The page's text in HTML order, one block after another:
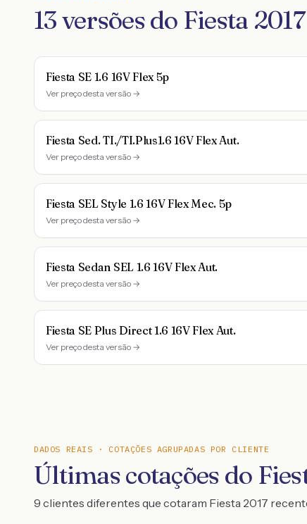
13versões do Fiesta 2017
Fiesta SE 1.6 16V Flex 5p
Ver preço desta versão →
Fiesta Sed. TI./TI.Plus1.6 16V Flex Aut.
Ver preço desta versão →
Fiesta SEL Style 1.6 16V Flex Mec. 5p
Ver preço desta versão →
Fiesta Sedan SEL 1.6 16V Flex Aut.
Ver preço desta versão →
Fiesta SE Plus Direct 1.6 16V Flex Aut.
Ver preço desta versão →
DADOS REAIS · COTAÇÕES AGRUPADAS POR CLIENTE
Últimas cotações do
9 clientes diferentes que cotaram Fiesta 2017